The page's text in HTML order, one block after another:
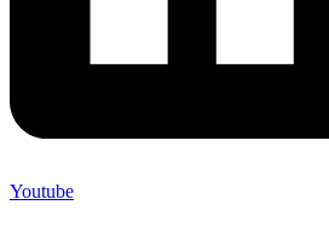
Youtube